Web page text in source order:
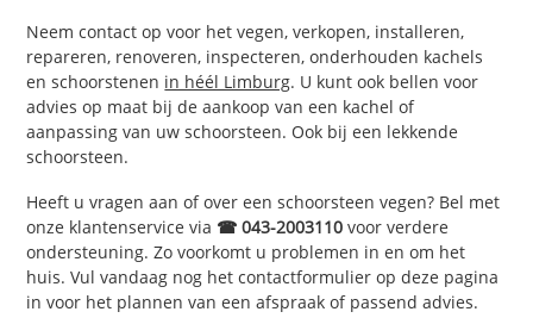
Neem contact op voor het vegen, verkopen, installeren,
repareren, renoveren, inspecteren, onderhouden kachels
en schoorstenen in héél Limburg. U kunt ook bellen voor
advies op maat bij de aankoop van een kachel of
aanpassing van uw schoorsteen. Ook bij een lekkende
schoorsteen.
Heeft u vragen aan of over een schoorsteen vegen? Bel met
onze klantenservice via ☎ 043-2003110 voor verdere
ondersteuning. Zo voorkomt u problemen in en om het
huis. Vul vandaag nog het contactformulier op deze pagina
in voor het plannen van een afspraak of passend advies.